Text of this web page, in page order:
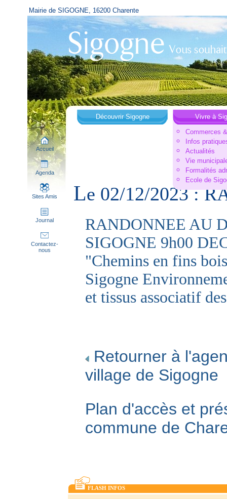
Mairie de SIGOGNE, 16200 Charente
Accueil
Agenda
Sites Amis
Journal
Contactez-
nous
Découvrir Sigogne
Vivre à
Commerces
Infos
Actualités
Vie
Formalités
Ecole de
Le 02/12/2023 :
RANDONNEE AU
SIGOGNE 9h00
"Chemins en fins
Sigogne
et tissus associatif
Retourner à
village de Sigogne
Plan d'accès et
commune de
FLASH INFOS